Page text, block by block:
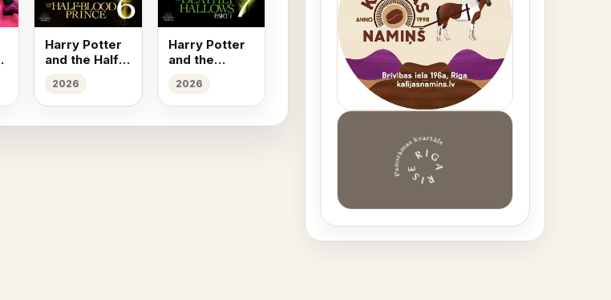
Harry Potter
and the Half-
(2009)
2026
Harry Potter
and the
Hallows: Part
I (2010)
2026